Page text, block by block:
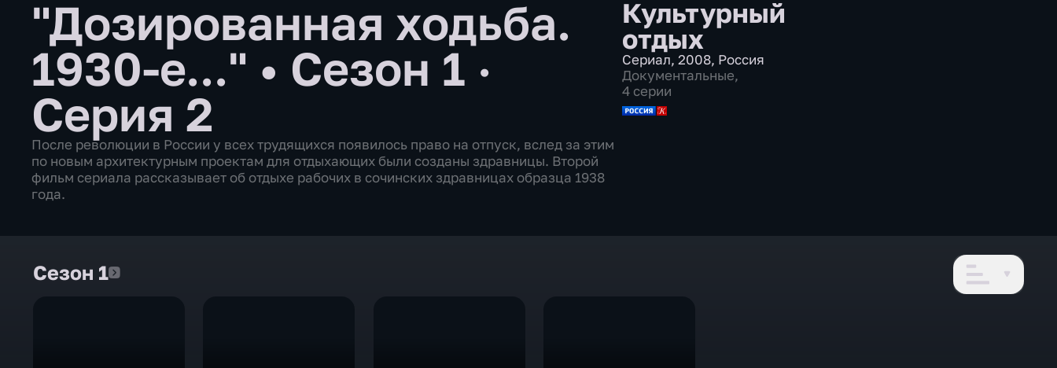
"Дозированная ходьба.
1930-е..." • Сезон 1 ·
Серия 2
После революции в России у всех трудящихся появилось право на отпуск, вслед за этим
по новым архитектурным проектам для отдыхающих были созданы здравницы. Второй
фильм сериала рассказывает об отдыхе рабочих в сочинских здравницах образца 1938
года.
Культурный
отдых
Сериал, 2008, Россия
Документальные,
4 серии
Сезон 1Сезон 1